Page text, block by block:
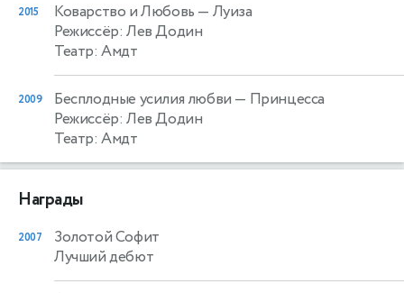
2015 Коварство и Любовь — Луиза
Режиссёр: Лев Додин
Театр: Амдт
2009 Бесплодные усилия любви — Принцесса
Режиссёр: Лев Додин
Театр: Амдт
Награды
2007
Золотой Софит
Лучший дебют